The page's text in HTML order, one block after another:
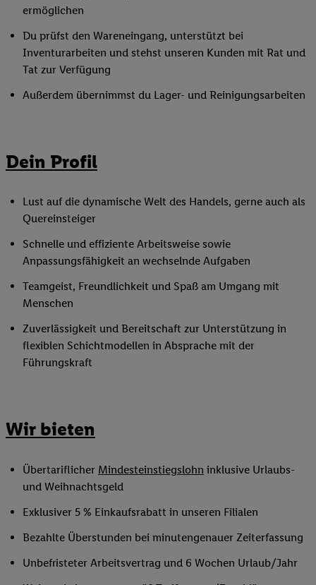
ermöglichen
Du prüfst den Wareneingang, unterstützt bei
Inventurarbeiten und stehst unseren Kunden mit Rat und
Tat zur Verfügung
Außerdem übernimmst du Lager- und Reinigungsarbeiten
Dein Profil
Lust auf die dynamische Welt des Handels, gerne auch als
Quereinsteiger
Schnelle und effiziente Arbeitsweise sowie
Anpassungsfähigkeit an wechselnde Aufgaben
Teamgeist, Freundlichkeit und Spaß am Umgang mit
Menschen
Zuverlässigkeit und Bereitschaft zur Unterstützung in
flexiblen Schichtmodellen in Absprache mit der
Führungskraft
Wir bieten
Übertariflicher Mindesteinstiegslohn inklusive Urlaubs-
und Weihnachtsgeld
Exklusiver 5 % Einkaufsrabatt in unseren Filialen
Bezahlte Überstunden bei minutengenauer Zeiterfassung
Unbefristeter Arbeitsvertrag und 6 Wochen Urlaub/Jahr